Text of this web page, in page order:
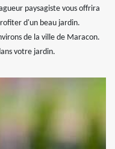
paysagiste vous offrira
d'un beau jardin.
de la ville de Maracon.
votre jardin.